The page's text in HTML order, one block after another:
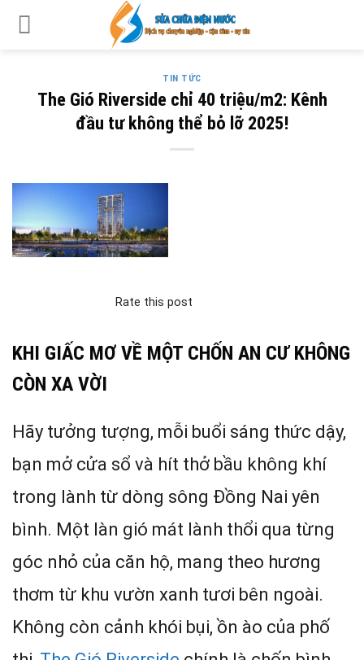
TIN TỨC
The Gió Riverside chỉ 40 triệu/m2: Kênh
đầu tư không thể bỏ lỡ 2025!
Rate this post
KHI GIẤC MƠ VỀ MỘT CHỐN AN CƯ KHÔNG
CÒN XA VỜI
Hãy tưởng tượng, mỗi buổi sáng thức dậy,
bạn mở cửa sổ và hít thở bầu không khí
trong lành từ dòng sông Đồng Nai yên
bình. Một làn gió mát lành thổi qua từng
góc nhỏ của căn hộ, mang theo hương
thơm từ khu vườn xanh tươi bên ngoài.
Không còn cảnh khói bụi, ồn ào của phố